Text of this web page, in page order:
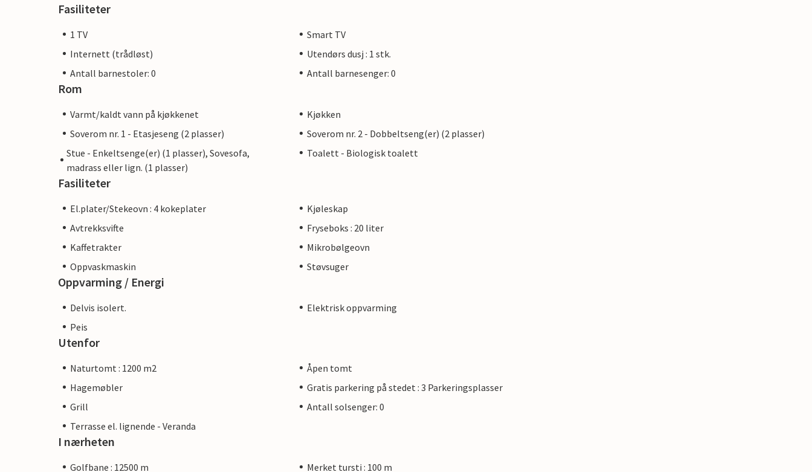
Fasiliteter
1 TV
Smart TV
Internett (trådløst)
Utendørs dusj : 1 stk.
Antall barnestoler: 0
Antall barnesenger: 0
Rom
Varmt/kaldt vann på kjøkkenet
Kjøkken
Soverom nr. 1 - Etasjeseng (2 plasser)
Soverom nr. 2 - Dobbeltseng(er) (2 plasser)
Stue - Enkeltsenge(er) (1 plasser), Sovesofa,
madrass eller lign. (1 plasser)
Toalett - Biologisk toalett
Fasiliteter
El.plater/Stekeovn : 4 kokeplater
Kjøleskap
Avtrekksvifte
Fryseboks : 20 liter
Kaffetrakter
Mikrobølgeovn
Oppvaskmaskin
Støvsuger
Oppvarming / Energi
Delvis isolert.
Elektrisk oppvarming
Peis
Utenfor
Naturtomt : 1200 m2
Åpen tomt
Hagemøbler
Gratis parkering på stedet : 3 Parkeringsplasser
Grill
Antall solsenger: 0
Terrasse el. lignende - Veranda
I nærheten
Golfbane : 12500 m
Merket tursti : 100 m